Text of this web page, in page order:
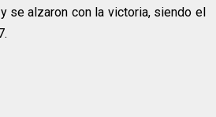
se alzaron con la victoria, siendo el